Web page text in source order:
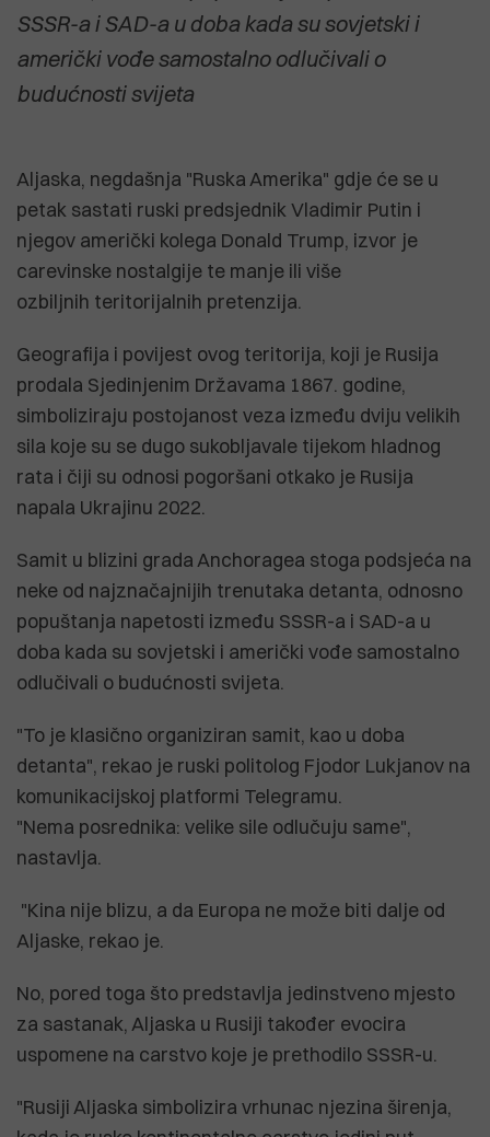
SSSR-a i SAD-a u doba kada su sovjetski i
američki vođe samostalno odlučivali o
budućnosti svijeta
Aljaska, negdašnja "Ruska Amerika" gdje će se u
petak sastati ruski predsjednik Vladimir Putin i
njegov američki kolega Donald Trump, izvor je
carevinske nostalgije te manje ili više
ozbiljnih teritorijalnih pretenzija.
Geografija i povijest ovog teritorija, koji je Rusija
prodala Sjedinjenim Državama 1867. godine,
simboliziraju postojanost veza između dviju velikih
sila koje su se dugo sukobljavale tijekom hladnog
rata i čiji su odnosi pogoršani otkako je Rusija
napala Ukrajinu 2022.
Samit u blizini grada Anchoragea stoga podsjeća na
neke od najznačajnijih trenutaka detanta, odnosno
popuštanja napetosti između SSSR-a i SAD-a u
doba kada su sovjetski i američki vođe samostalno
odlučivali o budućnosti svijeta.
"To je klasično organiziran samit, kao u doba
detanta", rekao je ruski politolog Fjodor Lukjanov na
komunikacijskoj platformi Telegramu.
"Nema posrednika: velike sile odlučuju same",
nastavlja.
"Kina nije blizu, a da Europa ne može biti dalje od
Aljaske, rekao je.
No, pored toga što predstavlja jedinstveno mjesto
za sastanak, Aljaska u Rusiji također evocira
uspomene na carstvo koje je prethodilo SSSR-u.
"Rusiji Aljaska simbolizira vrhunac njezina širenja,